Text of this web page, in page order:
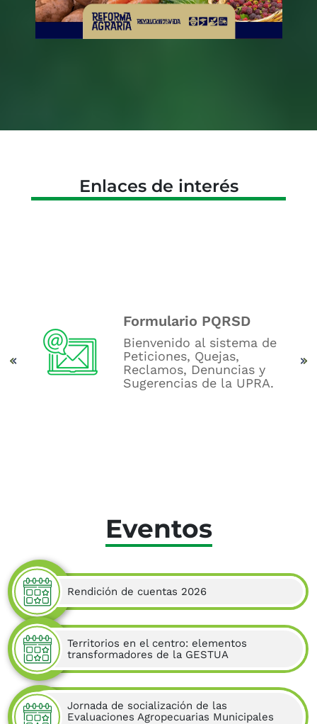
Enlaces de interés
de
Formulario PQRSD
Bienvenido al​ sistema d​e
Peticiones​, Quejas,
Reclamos, Denuncias y
Sugerencias de la UPRA.
Eventos
Rendición de cuentas 2026
Territorios en el centro: elementos
transformadores de la GESTUA
Jornada de socialización de las
Evaluaciones Agropecuarias Municipales